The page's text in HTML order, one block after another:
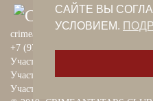
crimeantatars@qaradeniz.com
+7 (978) 208-56-55
Участие в проекте Khalide Fashion
Участие в проекте Сanli Ses
Участие в крымскотатарской
САЙТЕ ВЫ
УСЛОВИЕМ.